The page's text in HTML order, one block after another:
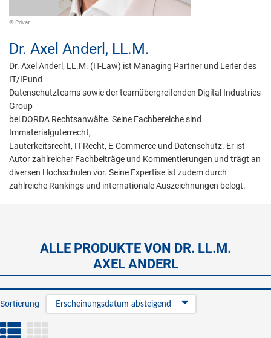
© Privat
Dr. Axel Anderl, LL.M.
Dr. Axel Anderl, LL.M. (IT-Law) ist Managing Partner und Leiter des
IT/IPund
Datenschutzteams sowie der teamübergreifenden Digital Industries
Group
bei DORDA Rechtsanwälte. Seine Fachbereiche sind
Immaterialguterrecht,
Lauterkeitsrecht, IT-Recht, E-Commerce und Datenschutz. Er ist
Autor zahlreicher Fachbeiträge und Kommentierungen und trägt an
diversen Hochschulen vor. Seine Expertise ist zudem durch
zahlreiche Rankings und internationale Auszeichnungen belegt.
ALLE PRODUKTE VON DR. LL.M.
AXEL ANDERL
Sortierung Erscheinungsdatum absteigend